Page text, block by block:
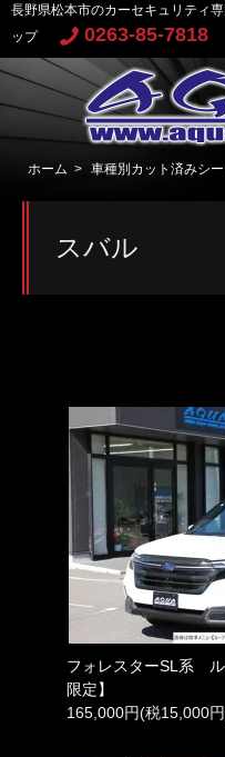
長野県松本市のカーセキュリティ
ップ
0263-85-7818
ホーム > 車種別カット済みシー
スバル
フォレスターSL系
限定】
165,000円(税15,000